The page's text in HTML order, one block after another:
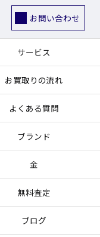
お問い合わせ
サービス
お買取りの流れ
よくある質問
ブランド
金
無料査定
ブログ